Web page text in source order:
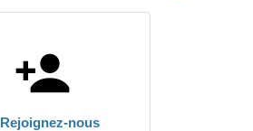
Rejoignez-nous